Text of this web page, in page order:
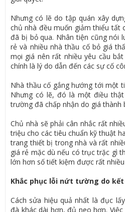
Nhưng có lẽ do tập quán xây
chủ nhà đều muốn giảm thiểu tất
đã bị bỏ qua. Nhân tiện cũng nói
rẻ và nhiều nhà thầu cố bỏ giá
mọi giá nên rất nhiều yêu cầu
chính là lý do dẫn đến các sự cố
Nhà thầu cố gắng hướng tới một
Nhưng có lẽ, đó là một điều
trường đã chấp nhận do giá thành
Chủ nhà sẽ phải cân nhắc rất
triệu cho các tiêu chuẩn kỹ thuật
trang thiết bị trong nhà và rất
giá rẻ mặc dù nếu có trục trặc gì
lớn hơn số tiết kiệm được rất nhiều
Khắc phục lỗi nứt tường do kết
Cách sửa hiệu quả nhất là đục
đà khác dài hơn, đủ neo hơn.